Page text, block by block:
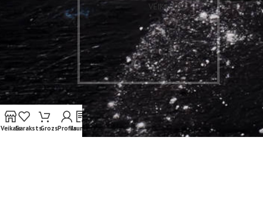
VEIKALU
VeikalsSarakstsGrozsProfilsJaunumi